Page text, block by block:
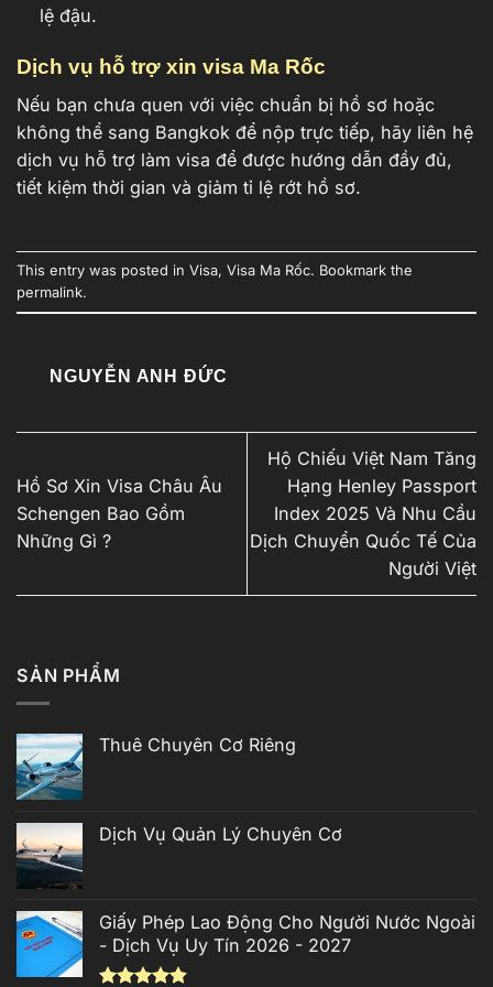
lệ đậu.
Dịch vụ hỗ trợ xin visa Ma Rốc
Nếu bạn chưa quen với việc chuẩn bị hồ sơ hoặc
không thể sang Bangkok để nộp trực tiếp, hãy liên hệ
dịch vụ hỗ trợ làm visa để được hướng dẫn đầy đủ,
tiết kiệm thời gian và giảm tỉ lệ rớt hồ sơ.
This entry was posted in Visa, Visa Ma Rốc. Bookmark the
permalink.
NGUYỄN ANH ĐỨC
Hồ Sơ Xin Visa Châu Âu
Schengen Bao Gồm
Những Gì ?
Hộ Chiếu Việt Nam Tăng
Hạng Henley Passport
Index 2025 Và Nhu Cầu
Dịch Chuyển Quốc Tế Của
Người Việt
SẢN PHẨM
Thuê Chuyên Cơ Riêng
Dịch Vụ Quản Lý Chuyên Cơ
Giấy Phép Lao Động Cho Người Nước Ngoài
- Dịch Vụ Uy Tín 2026 - 2027